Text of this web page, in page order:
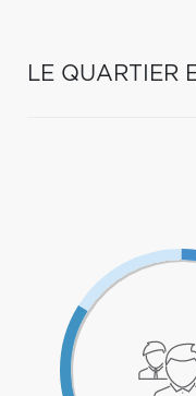
LE QUARTIER